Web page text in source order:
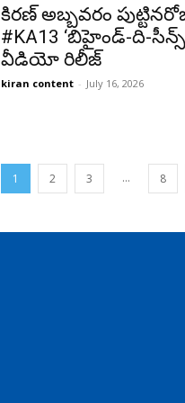
కిరణ్ అబ్బవరం
#KA13 ‘బిహైండ్-ది-
వీడియో రిలీజ్
kiran content - July 16, 2026
1 2 3 ... 8